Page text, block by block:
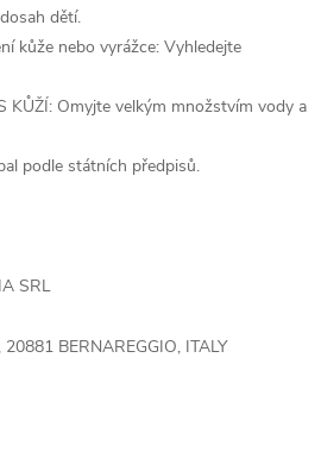
dětí.
kůže nebo vyrážce: Vyhledejte
KŮŽÍ: Omyjte velkým množstvím vody a
podle státních předpisů.
SRL
BERNAREGGIO, ITALY